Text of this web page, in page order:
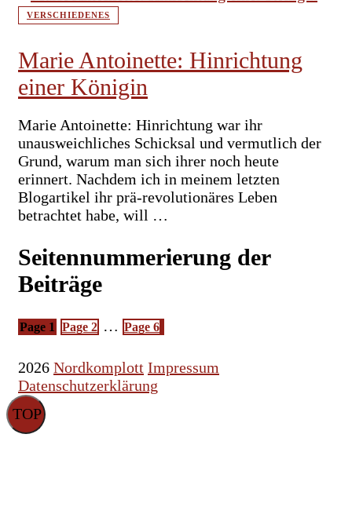
VERSCHIEDENES
Marie Antoinette: Hinrichtung
einer Königin
Marie Antoinette: Hinrichtung war ihr
unausweichliches Schicksal und vermutlich der
Grund, warum man sich ihrer noch heute
erinnert. Nachdem ich in meinem letzten
Blogartikel ihr prä-revolutionäres Leben
betrachtet habe, will …
Seitennummerierung der
Beiträge
Page 1 Page 2 … Page 6
2026 Nordkomplott Impressum
Datenschutzerklärung
TOP